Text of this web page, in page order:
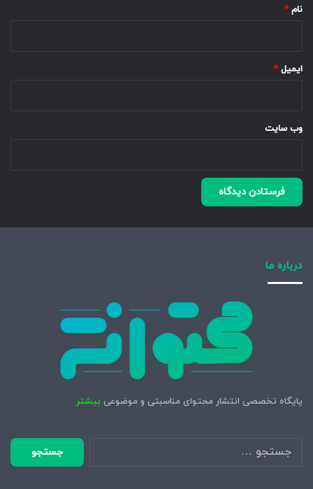
نام *
ایمیل *
وب‌ سایت
درباره ما
پایگاه تخصصی انتشار محتوای مناسبتی و موضوعی بیشتر
جستجو
برای: